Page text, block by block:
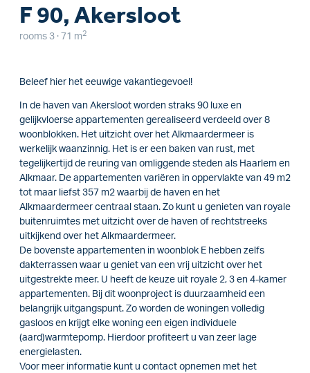
F 90, Akersloot
rooms 3 · 71 m 2
Beleef hier het eeuwige vakantiegevoel!
In de haven van Akersloot worden straks 90 luxe en
gelijkvloerse appartementen gerealiseerd verdeeld over 8
woonblokken. Het uitzicht over het Alkmaardermeer is
werkelijk waanzinnig. Het is er een baken van rust, met
tegelijkertijd de reuring van omliggende steden als Haarlem en
Alkmaar. De appartementen variëren in oppervlakte van 49 m2
tot maar liefst 357 m2 waarbij de haven en het
Alkmaardermeer centraal staan. Zo kunt u genieten van royale
buitenruimtes met uitzicht over de haven of rechtstreeks
uitkijkend over het Alkmaardermeer.
De bovenste appartementen in woonblok E hebben zelfs
dakterrassen waar u geniet van een vrij uitzicht over het
uitgestrekte meer. U heeft de keuze uit royale 2, 3 en 4-kamer
appartementen. Bij dit woonproject is duurzaamheid een
belangrijk uitgangspunt. Zo worden de woningen volledig
gasloos en krijgt elke woning een eigen individuele
(aard)warmtepomp. Hierdoor profiteert u van zeer lage
energielasten.
Voor meer informatie kunt u contact opnemen met het